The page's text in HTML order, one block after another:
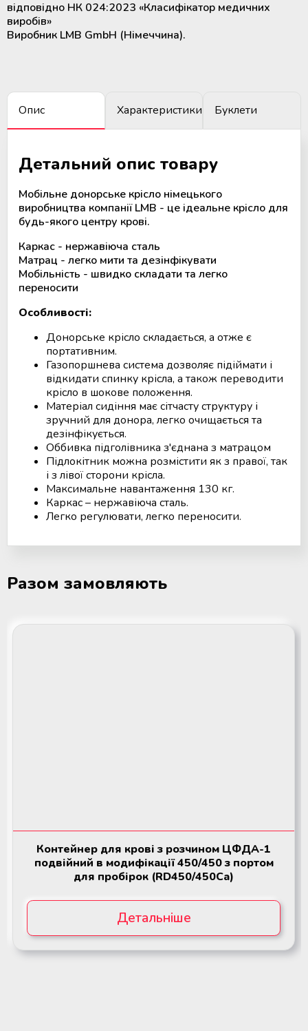
крові
Розморожувачі плазми крові та
ТермоСумки для транспортування
компонентів крові
з'єднання полімерних магістралей
Апарати для донорського та
терапевтичного плазмаферезу
Апарати для автоматичного
взяття крові
Апарати для опромінення крові
Мобільний пункт забору крові
(Донорський автобус)
Додаткові матеріали для
холодильного обладнання
відповідно НК 024:2023 «Класифікатор медичних
виробів»
Виробник LMB GmbH (Німеччина).
Опис Характеристики Буклети
Детальний опис товару
Мобільне донорське крісло німецького
виробництва компанії LMB - це ідеальне крісло для
будь-якого центру крові.
Каркас - нержавіюча сталь
Матрац - легко мити та дезінфікувати
Мобільність - швидко складати та легко
переносити
Особливості:
Донорське крісло складається, а отже є
портативним.
Газопоршнева система дозволяє підіймати і
відкидати спинку крісла, а також переводити
крісло в шокове положення.
Матеріал сидіння має сітчасту структуру і
зручний для донора, легко очищається та
дезінфікується.
Оббивка підголівника з'єднана з матрацом
Підлокітник можна розмістити як з правої, так
і з лівої сторони крісла.
Максимальне навантаження 130 кг.
Каркас – нержавіюча сталь.
Легко регулювати, легко переносити.
Разом замовляють
Контейнер для крові з розчином ЦФДА-1
подвійний в модифікації 450/450 з портом
для пробірок (RD450/450Ca)
Детальніше